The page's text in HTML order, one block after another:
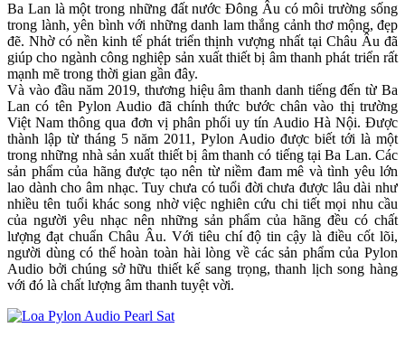
Ba Lan là một trong những đất nước Đông Âu có môi trường sống
trong lành, yên bình với những danh lam thắng cảnh thơ mộng, đẹp
đẽ. Nhờ có nền kinh tế phát triển thịnh vượng nhất tại Châu Âu đã
giúp cho ngành công nghiệp sản xuất thiết bị âm thanh phát triển rất
mạnh mẽ trong thời gian gần đây.
Và vào đầu năm 2019, thương hiệu âm thanh danh tiếng đến từ Ba
Lan có tên Pylon Audio đã chính thức bước chân vào thị trường
Việt Nam thông qua đơn vị phân phối uy tín Audio Hà Nội. Được
thành lập từ tháng 5 năm 2011, Pylon Audio được biết tới là một
trong những nhà sản xuất thiết bị âm thanh có tiếng tại Ba Lan. Các
sản phẩm của hãng được tạo nên từ niềm đam mê và tình yêu lớn
lao dành cho âm nhạc. Tuy chưa có tuổi đời chưa được lâu dài như
nhiều tên tuổi khác song nhờ việc nghiên cứu chi tiết mọi nhu cầu
của người yêu nhạc nên những sản phẩm của hãng đều có chất
lượng đạt chuẩn Châu Âu. Với tiêu chí độ tin cậy là điều cốt lõi,
người dùng có thể hoàn toàn hài lòng về các sản phẩm của Pylon
Audio bởi chúng sở hữu thiết kế sang trọng, thanh lịch song hàng
với đó là chất lượng âm thanh tuyệt vời.